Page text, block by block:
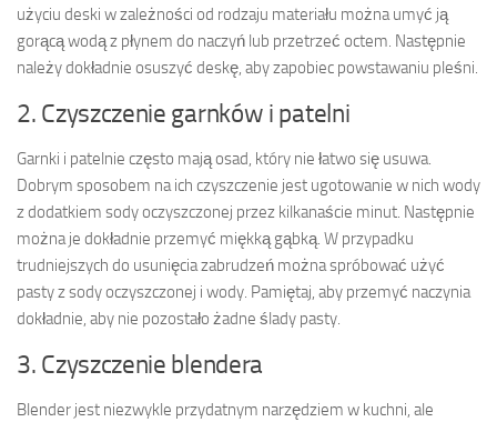
użyciu deski w zależności od rodzaju materiału można umyć ją
gorącą wodą z płynem do naczyń lub przetrzeć octem. Następnie
należy dokładnie osuszyć deskę, aby zapobiec powstawaniu pleśni.
2. Czyszczenie garnków i patelni
Garnki i patelnie często mają osad, który nie łatwo się usuwa.
Dobrym sposobem na ich czyszczenie jest ugotowanie w nich wody
z dodatkiem sody oczyszczonej przez kilkanaście minut. Następnie
można je dokładnie przemyć miękką gąbką. W przypadku
trudniejszych do usunięcia zabrudzeń można spróbować użyć
pasty z sody oczyszczonej i wody. Pamiętaj, aby przemyć naczynia
dokładnie, aby nie pozostało żadne ślady pasty.
3. Czyszczenie blendera
Blender jest niezwykle przydatnym narzędziem w kuchni, ale